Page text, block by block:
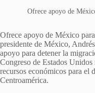
Ofrece apoyo de
Ofrece apoyo de México
presidente de México,
apoyo para detener la
Congreso de Estados
recursos económicos para el
Centroamérica.